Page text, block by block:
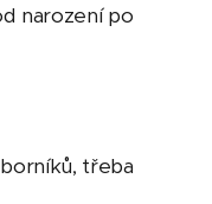
narození po
třeba